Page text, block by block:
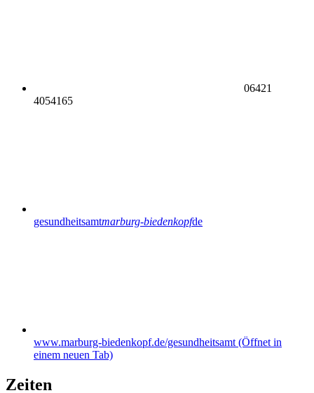
06421
4054165
gesundheitsamtmarburg-biedenkopfde
www.marburg-biedenkopf.de/gesundheitsamt (Öffnet in
einem neuen Tab)
Zeiten